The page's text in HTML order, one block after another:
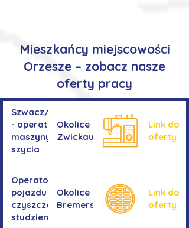
Mieszkańcy miejscowości
Orzesze – zobacz nasze
oferty pracy
Szwacz/Szwaczka
- operator
maszyny do
szycia
Okolice
Zwickau
Link do
oferty
Operator/operatorka
pojazdu do
czyszczenia
studzienek
Okolice
Bremershaven
Link do
oferty